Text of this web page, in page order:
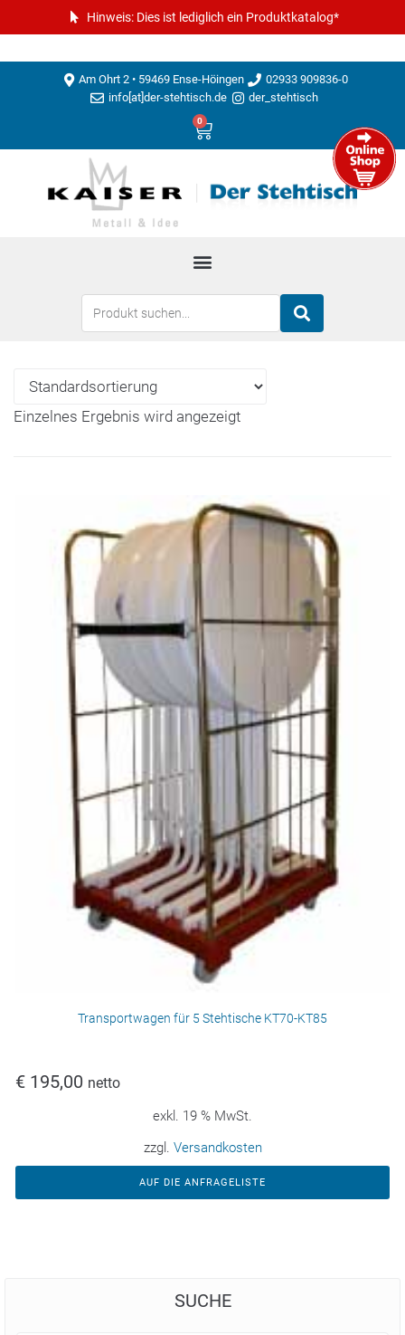
Hinweis: Dies ist lediglich ein Produktkatalog*
Am Ohrt 2 • 59469 Ense-Höingen
02933 909836-0
info[at]der-stehtisch.de
der_stehtisch
0
Einzelnes Ergebnis wird angezeigt
Transportwagen für 5 Stehtische KT70-KT85
€ 195,00 netto
exkl. 19 % MwSt.
zzgl. Versandkosten
AUF DIE ANFRAGELISTE
SUCHE